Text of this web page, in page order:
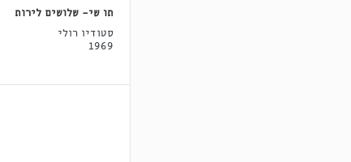
תו שי- שלושים לירות
סטודיו רולי
1969